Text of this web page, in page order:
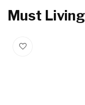
Must